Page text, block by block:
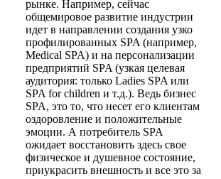
рынке. Например, сейчас
общемировое развитие индустрии
идет в направлении создания узко
профилированных SPA (например,
Medical SPA) и на персонализации
предприятий SPA (узкая целевая
аудитория: только Ladies SPA или
SPA for children и т.д.). Ведь бизнес
SPA, это то, что несет его клиентам
оздоровление и положительные
эмоции. А потребитель SPA
ожидает восстановить здесь свое
физическое и душевное состояние,
приукрасить внешность и все это за